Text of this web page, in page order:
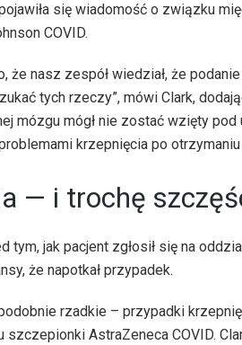
się wiadomość o związku
COVID.
że nasz zespół wiedział, że
tych rzeczy”, mówi Clark,
mózgu mógł nie zostać wzięty pod
krzepnięcia po
— i trochę
tym, jak pacjent zgłosił się na
że napotkał przypadek.
rzadkie – przypadki
szczepionki AstraZeneca COVID.